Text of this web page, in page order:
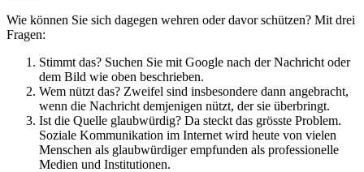
Wie können Sie sich dagegen wehren oder davor schützen? Mit drei
Fragen:
Stimmt das? Suchen Sie mit Google nach der Nachricht oder
dem Bild wie oben beschrieben.
Wem nützt das? Zweifel sind insbesondere dann angebracht,
wenn die Nachricht demjenigen nützt, der sie überbringt.
Ist die Quelle glaubwürdig? Da steckt das grösste Problem.
Soziale Kommunikation im Internet wird heute von vielen
Menschen als glaubwürdiger empfunden als professionelle
Medien und Institutionen.